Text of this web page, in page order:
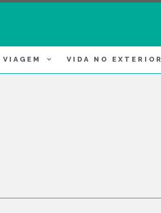
VIAGEM VIDA NO EXTERIOR